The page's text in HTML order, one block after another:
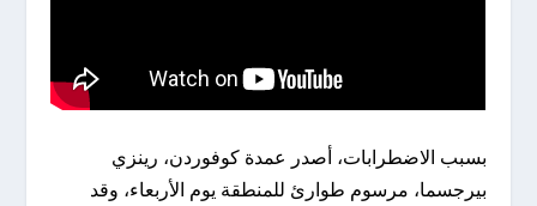
بسبب الاضطرابات، أصدر عمدة كوفوردن، رينزي
بيرجسما، مرسوم طوارئ للمنطقة يوم الأربعاء، وقد